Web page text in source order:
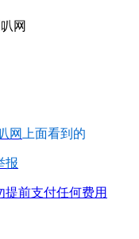
网
网 上面看到的
报
前支付任何费用